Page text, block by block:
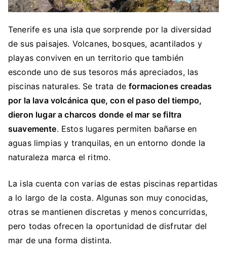
Tenerife es una isla que sorprende por la diversidad
de sus paisajes. Volcanes, bosques, acantilados y
playas conviven en un territorio que también
esconde uno de sus tesoros más apreciados, las
piscinas naturales. Se trata deformaciones creadas
por la lava volcánica que, con el paso del tiempo,
dieron lugar a charcos donde el mar se filtra
suavemente. Estos lugares permiten bañarse en
aguas limpias y tranquilas, en un entorno donde la
naturaleza marca el ritmo.
La isla cuenta con varias de estas piscinas repartidas
a lo largo de la costa. Algunas son muy conocidas,
otras se mantienen discretas y menos concurridas,
pero todas ofrecen la oportunidad de disfrutar del
mar de una forma distinta.